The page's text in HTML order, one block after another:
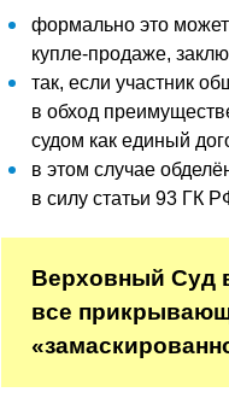
формально это может
купле-продаже,
так, если участник
в обход
судом как единый
в этом случае
в силу статьи 93 ГК
Верховный Суд
все